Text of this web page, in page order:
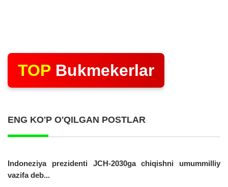
TOP Bukmekerlar
ENG KO'P O'QILGAN POSTLAR
Indoneziya prezidenti JCH-2030ga chiqishni umummilliy
vazifa deb...